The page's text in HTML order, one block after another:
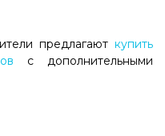
предлагают купить
с дополнительными